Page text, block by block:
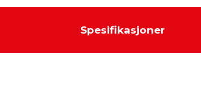
Spesifikasjoner